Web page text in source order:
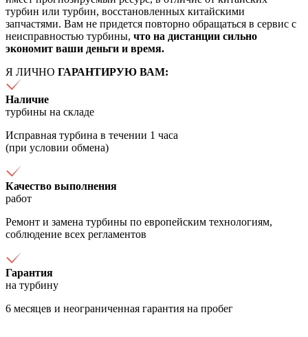
турбин или турбин, восстановленных китайскими
запчастями. Вам не придется повторно обращаться в сервис с
неисправностью турбины, что на дистанции сильно
экономит ваши деньги и время.
Я ЛИЧНО ГАРАНТИРУЮ ВАМ:
Наличие
турбины на складе
Исправная турбина в течении 1 часа
(при условии обмена)
Качество выполнения
работ
Ремонт и замена турбины по европейским технологиям,
соблюдение всех регламентов
Гарантия
на турбину
6 месяцев и неограниченная гарантия на пробег